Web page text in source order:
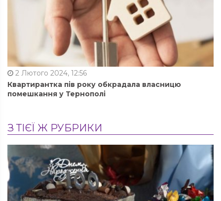
2 Лютого 2024, 12:56
Квартирантка пів року обкрадала власницю
помешкання у Тернополі
З ТІЄЇ Ж РУБРИКИ